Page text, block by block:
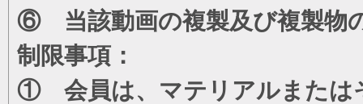
⑥ 当該動画の複製及び複製物
制限事項：
① 会員は、マテリアルまたは